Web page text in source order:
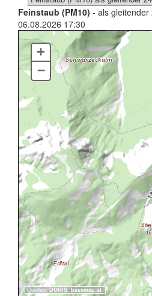
Feinstaub (PM10) - als gleitender
06.08.2026 17:30
Quellen: DORIS, basemap.at
+
–